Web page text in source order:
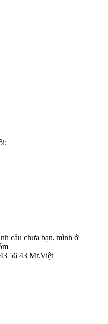
cầu chưa bạn, mình ở
56 43 Mr.Việt